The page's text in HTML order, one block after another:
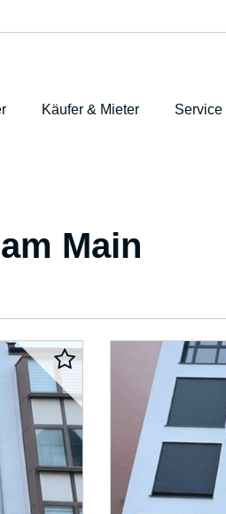
Käufer & Mieter Service
Main